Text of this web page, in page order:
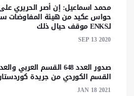
محمد اسماعيل: إن أصر الحريري على
حواس عكيد من هيئة المفاوضات
لـENKS موقف حيال ذلك
SEP 13 2020
القسم الكوردي من جريدة
JAN 18 2021